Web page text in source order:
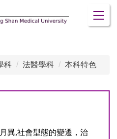
科 法醫學科 本科特色
異,社會型態的變遷，治